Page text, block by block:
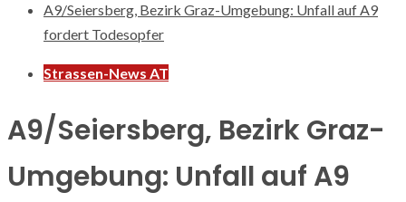
A9/Seiersberg, Bezirk Graz-Umgebung: Unfall auf A9
fordert Todesopfer
Strassen-News AT
A9/Seiersberg, Bezirk Graz-
Umgebung: Unfall auf A9